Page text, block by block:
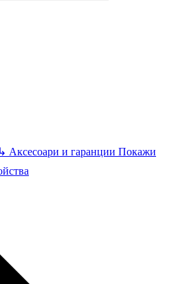
↳ Аксесоари и гаранции Покажи